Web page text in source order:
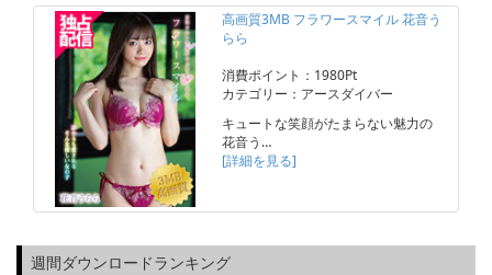
高画質3MB フラワースマイル 花音う
らら
消費ポイント：1980Pt
カテゴリー：アースダイバー
キュートな笑顔がたまらない魅力の
花音う…
[詳細を見る]
週間ダウンロードランキング